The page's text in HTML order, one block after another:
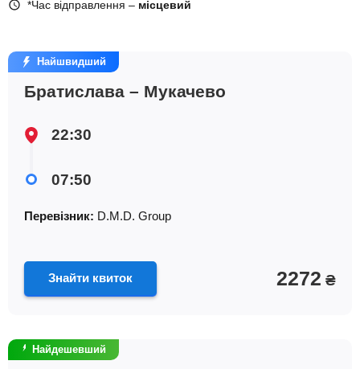
*Час відправлення – місцевий
Найшвидший
Братислава – Мукачево
22:30
07:50
Перевізник: D.M.D. Group
Знайти квиток 2272 ₴
Найдешевший